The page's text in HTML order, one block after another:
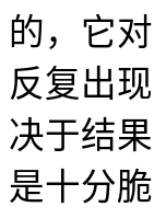
的，它
反复出
决于结
是十分